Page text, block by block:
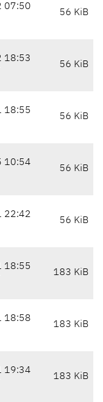
07:50
56 KiB
18:53
56 KiB
18:55
56 KiB
10:54
56 KiB
22:42
56 KiB
18:55
183 KiB
18:58
183 KiB
19:34
183 KiB